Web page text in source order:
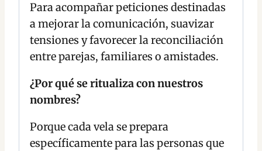
Para acompañar peticiones destinadas
a mejorar la comunicación, suavizar
tensiones y favorecer la reconciliación
entre parejas, familiares o amistades.
¿Por qué se ritualiza con nuestros
nombres?
Porque cada vela se prepara
específicamente para las personas que